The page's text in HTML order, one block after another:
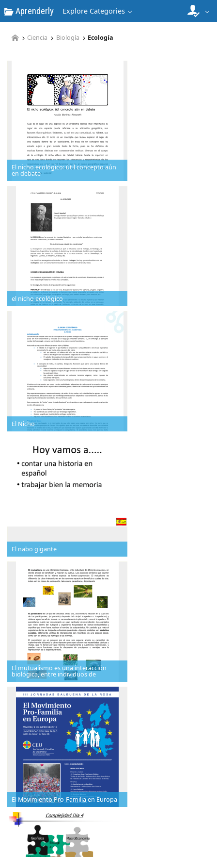
Aprenderly Explore Categories
Ciencia Biología Ecología
El nicho ecológico: útil concepto aún
en debate
el nicho ecológico
El Nicho
El nabo gigante
El mutualismo es una interacción
biológica, entre individuos de
El Movimiento Pro-Familia en Europa